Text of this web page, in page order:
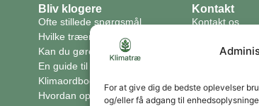
For at give dig de bedste oplevelser
og/eller få adgang til
Bliv klogere
Ofte stillede spørgsmål
Hvilke træer planter vi?
Kan du gøre en forskel?
En guide til klimaet
Klimaordbogen
Hvordan optager træer co2?
Kontakt
Kontakt os
Privatlivspolitik